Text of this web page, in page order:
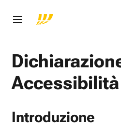
Accessibilità
Introduzione